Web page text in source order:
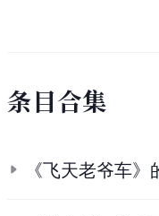
条目合集
《飞天老爷车